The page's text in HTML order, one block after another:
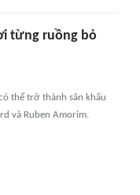
từng ruồng bỏ
thể trở thành sân khấu
và Ruben Amorim.